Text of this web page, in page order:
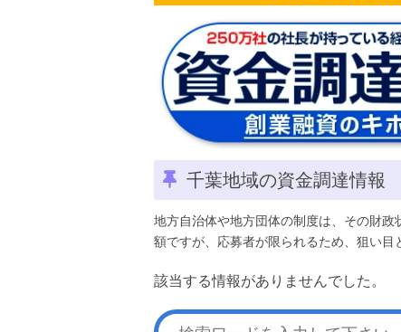
千葉地域の資金調達情報
地方自治体や地方団体の制度は、その財
額ですが、応募者が限られるため、狙い目
該当する情報がありませんでした。